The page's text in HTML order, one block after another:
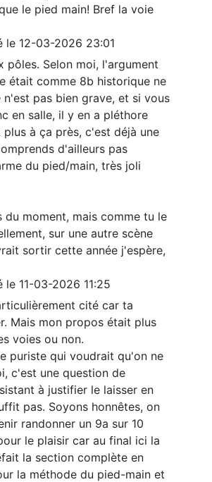
le pied main! Bref la voie
le 12-03-2026 23:01
pôles. Selon moi, l'argument
était comme 8b historique ne
pas bien grave, et si vous
en salle, il y en a pléthore
à ça près, c'est déjà une
d'ailleurs pas
du pied/main, très joli
moment, mais comme tu le
sur une autre scène
sortir cette année j'espère,
le 11-03-2026 11:25
cité car ta
Mais mon propos était plus
voies ou non.
puriste qui voudrait qu'on ne
c'est une question de
à justifier le laisser en
pas. Soyons honnêtes, on
randonner un 9a sur 10
le plaisir car au final ici la
la section complète en
la méthode du pied-main et